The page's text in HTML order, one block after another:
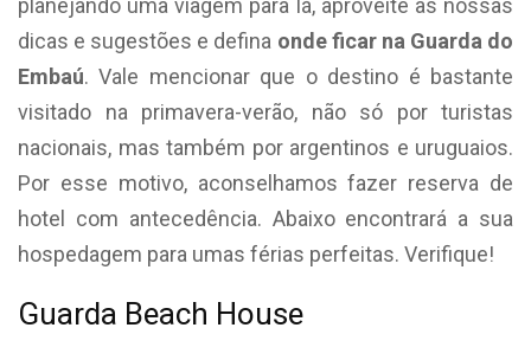
planejando uma viagem para lá, aproveite as nossas
dicas e sugestões e defina onde ficar na Guarda do
Embaú. Vale mencionar que o destino é bastante
visitado na primavera-verão, não só por turistas
nacionais, mas também por argentinos e uruguaios.
Por esse motivo, aconselhamos fazer reserva de
hotel com antecedência. Abaixo encontrará a sua
hospedagem para umas férias perfeitas. Verifique!
Guarda Beach House